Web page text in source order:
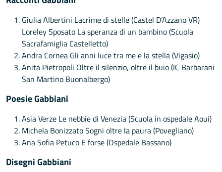
Giulia Albertini Lacrime di stelle (Castel D’Azzano VR)
Loreley Sposato La speranza di un bambino (Scuola
Sacrafamiglia Castelletto)
Andra Cornea Gli anni luce tra me e la stella (Vigasio)
Anita Pietropoli Oltre il silenzio, oltre il buio (IC Barbarani
San Martino Buonalbergo)
Poesie Gabbiani
Asia Verze Le nebbie di Venezia (Scuola in ospedale Aoui)
Michela Bonizzato Sogni oltre la paura (Povegliano)
Ana Sofia Petuco E forse (Ospedale Bassano)
Disegni Gabbiani